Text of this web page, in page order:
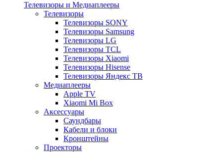
Телевизоры и Медиаплееры
Телевизоры
Телевизоры SONY
Телевизоры Samsung
Телевизоры LG
Телевизоры TCL
Телевизоры Xiaomi
Телевизоры Hisense
Телевизоры Яндекс ТВ
Медиаплееры
Apple TV
Xiaomi Mi Box
Аксессуары
Саундбары
Кабели и блоки
Кронштейны
Проекторы